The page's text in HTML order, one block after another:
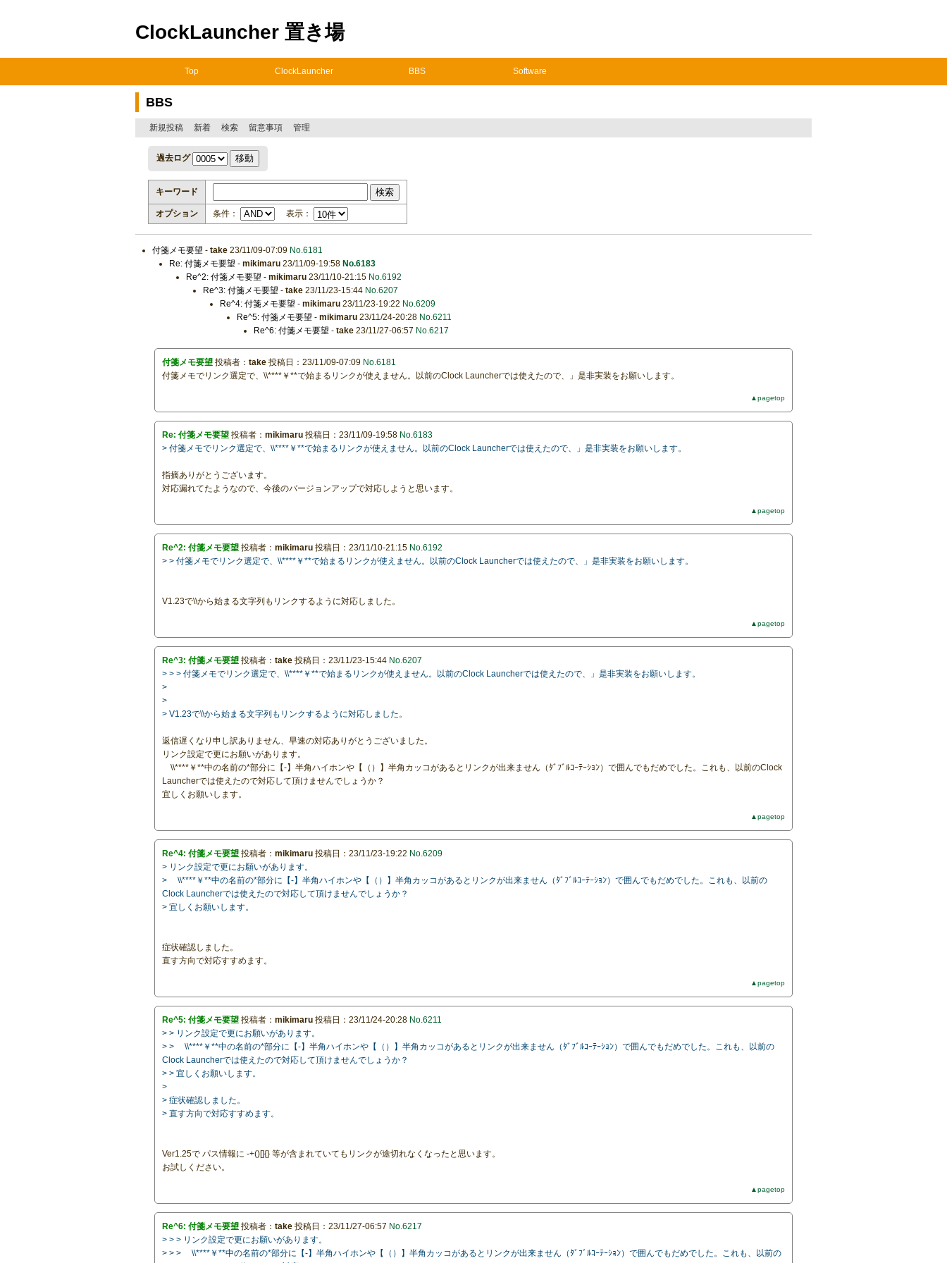
ClockLauncher 置き場
Top ClockLauncher BBS Software
BBS
新規投稿 新着 検索 留意事項 管理
過去ログ
キーワード
オプション 条件： 表示：
付箋メモ要望 - take 23/11/09-07:09 No.6181
Re: 付箋メモ要望 - mikimaru 23/11/09-19:58 No.6183
Re^2: 付箋メモ要望 - mikimaru 23/11/10-21:15 No.6192
Re^3: 付箋メモ要望 - take 23/11/23-15:44 No.6207
Re^4: 付箋メモ要望 - mikimaru 23/11/23-19:22 No.6209
Re^5: 付箋メモ要望 - mikimaru 23/11/24-20:28 No.6211
Re^6: 付箋メモ要望 - take 23/11/27-06:57 No.6217
付箋メモ要望 投稿者：take 投稿日：23/11/09-07:09 No.6181
付箋メモでリンク選定で、\\****￥**で始まるリンクが使えません。以前のClock Launcherでは使えたので、」是非実装をお願いします。
▲pagetop
Re: 付箋メモ要望 投稿者：mikimaru 投稿日：23/11/09-19:58 No.6183
> 付箋メモでリンク選定で、\\****￥**で始まるリンクが使えません。以前のClock Launcherでは使えたので、」是非実装をお願いします。
指摘ありがとうございます。
対応漏れてたようなので、今後のバージョンアップで対応しようと思います。
▲pagetop
Re^2: 付箋メモ要望 投稿者：mikimaru 投稿日：23/11/10-21:15 No.6192
> > 付箋メモでリンク選定で、\\****￥**で始まるリンクが使えません。以前のClock Launcherでは使えたので、」是非実装をお願いします。
V1.23で\\から始まる文字列もリンクするように対応しました。
▲pagetop
Re^3: 付箋メモ要望 投稿者：take 投稿日：23/11/23-15:44 No.6207
> > > 付箋メモでリンク選定で、\\****￥**で始まるリンクが使えません。以前のClock Launcherでは使えたので、」是非実装をお願いします。
>
>
> V1.23で\\から始まる文字列もリンクするように対応しました。
返信遅くなり申し訳ありません、早速の対応ありがとうございました。
リンク設定で更にお願いがあります。
\\****￥**中の名前の*部分に【-】半角ハイホンや【（）】半角カッコがあるとリンクが出来ません（ﾀﾞﾌﾞﾙｺｰﾃｰｼｮﾝ）で囲んでもだめでした。これも、以前のClock
Launcherでは使えたので対応して頂けませんでしょうか？
宜しくお願いします。
▲pagetop
Re^4: 付箋メモ要望 投稿者：mikimaru 投稿日：23/11/23-19:22 No.6209
> リンク設定で更にお願いがあります。
> \\****￥**中の名前の*部分に【-】半角ハイホンや【（）】半角カッコがあるとリンクが出来ません（ﾀﾞﾌﾞﾙｺｰﾃｰｼｮﾝ）で囲んでもだめでした。これも、以前の
Clock Launcherでは使えたので対応して頂けませんでしょうか？
> 宜しくお願いします。
症状確認しました。
直す方向で対応すすめます。
▲pagetop
Re^5: 付箋メモ要望 投稿者：mikimaru 投稿日：23/11/24-20:28 No.6211
> > リンク設定で更にお願いがあります。
> > \\****￥**中の名前の*部分に【-】半角ハイホンや【（）】半角カッコがあるとリンクが出来ません（ﾀﾞﾌﾞﾙｺｰﾃｰｼｮﾝ）で囲んでもだめでした。これも、以前の
Clock Launcherでは使えたので対応して頂けませんでしょうか？
> > 宜しくお願いします。
>
> 症状確認しました。
> 直す方向で対応すすめます。
Ver1.25で パス情報に -+()[]{} 等が含まれていてもリンクが途切れなくなったと思います。
お試しください。
▲pagetop
Re^6: 付箋メモ要望 投稿者：take 投稿日：23/11/27-06:57 No.6217
> > > リンク設定で更にお願いがあります。
> > > \\****￥**中の名前の*部分に【-】半角ハイホンや【（）】半角カッコがあるとリンクが出来ません（ﾀﾞﾌﾞﾙｺｰﾃｰｼｮﾝ）で囲んでもだめでした。これも、以前の